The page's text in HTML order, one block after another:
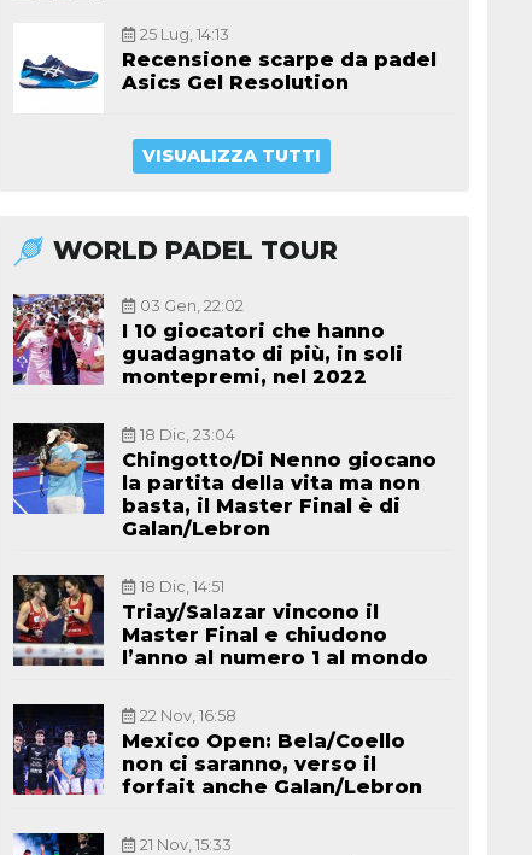
25 Lug, 14:13
Recensione scarpe da padel
Asics Gel Resolution
VISUALIZZA TUTTI
WORLD PADEL TOUR
03 Gen, 22:02
I 10 giocatori che hanno
guadagnato di più, in soli
montepremi, nel 2022
18 Dic, 23:04
Chingotto/Di Nenno giocano
la partita della vita ma non
basta, il Master Final è di
Galan/Lebron
18 Dic, 14:51
Triay/Salazar vincono il
Master Final e chiudono
l’anno al numero 1 al mondo
22 Nov, 16:58
Mexico Open: Bela/Coello
non ci saranno, verso il
forfait anche Galan/Lebron
21 Nov, 15:33